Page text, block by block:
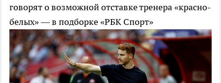
говорят о возможной отставке тренера «красно-
белых» — в подборке «РБК Спорт»